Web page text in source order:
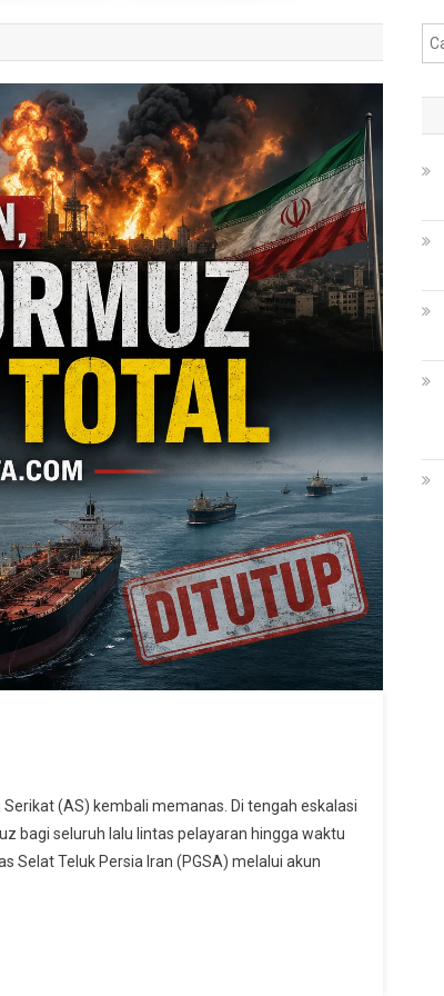
(AS) kembali memanas. Di tengah eskalasi
bagi seluruh lalu lintas pelayaran hingga waktu
Selat Teluk Persia Iran (PGSA) melalui akun